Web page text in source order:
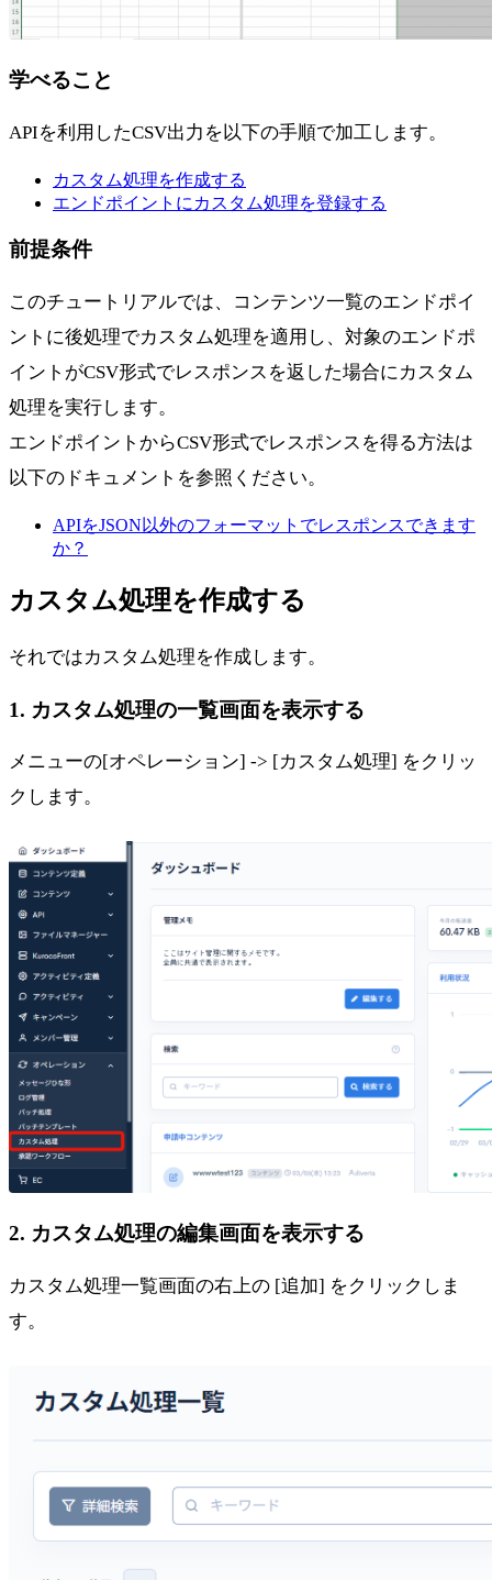
学べること
APIを利用したCSV出力を以下の手順で加工します。
カスタム処理を作成する
エンドポイントにカスタム処理を登録する
前提条件
このチュートリアルでは、コンテンツ一覧のエンドポイ
ントに後処理でカスタム処理を適用し、対象のエンドポ
イントがCSV形式でレスポンスを返した場合にカスタム
処理を実行します。
エンドポイントからCSV形式でレスポンスを得る方法は
以下のドキュメントを参照ください。
APIをJSON以外のフォーマットでレスポンスできます
か？
カスタム処理を作成する
それではカスタム処理を作成します。
1. カスタム処理の一覧画面を表示する
メニューの[オペレーション] -> [カスタム処理] をクリッ
クします。
2. カスタム処理の編集画面を表示する
カスタム処理一覧画面の右上の [追加] をクリックしま
す。